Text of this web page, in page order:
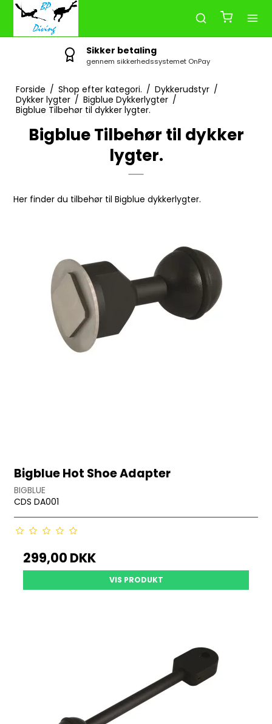
Vejledning
Ring på 30915050 eller info@bpdiving.dk
Forside / Shop efter kategori. / Dykkerudstyr /
Dykker lygter / Bigblue Dykkerlygter /
Bigblue Tilbehør til dykker lygter.
Bigblue Tilbehør til dykker
lygter.
Her finder du tilbehør til Bigblue dykkerlygter.
Bigblue Hot Shoe Adapter
BIGBLUE
CDS DA001
299,00 DKK
VIS PRODUKT